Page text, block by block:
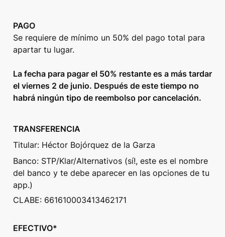
PAGO
Se requiere de mínimo un 50% del pago total para
apartar tu lugar.
La fecha para pagar el 50% restante es a más tardar
el viernes 2 de junio. Después de este tiempo no
habrá ningún tipo de reembolso por cancelación.
TRANSFERENCIA
Titular: Héctor Bojórquez de la Garza
Banco: STP/Klar/Alternativos (sí!, este es el nombre
del banco y te debe aparecer en las opciones de tu
app.)
CLABE: 661610003413462171
EFECTIVO*